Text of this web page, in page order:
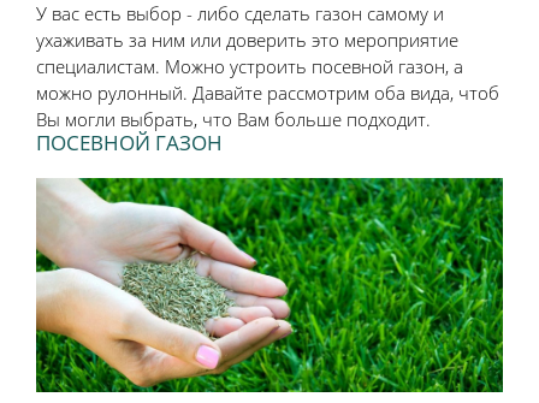
У вас есть выбор - либо сделать газон самому и
ухаживать за ним или доверить это мероприятие
специалистам. Можно устроить посевной газон, а
можно рулонный. Давайте рассмотрим оба вида, чтоб
Вы могли выбрать, что Вам больше подходит.
ПОСЕВНОЙ ГАЗОН